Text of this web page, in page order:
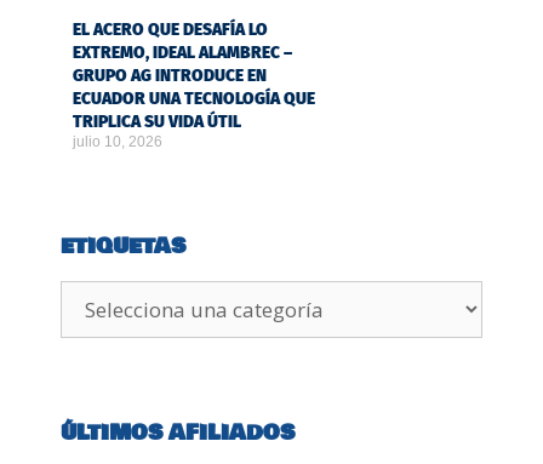
EL ACERO QUE DESAFÍA LO
EXTREMO, IDEAL ALAMBREC –
GRUPO AG INTRODUCE EN
ECUADOR UNA TECNOLOGÍA QUE
TRIPLICA SU VIDA ÚTIL
julio 10, 2026
ETIQUETAS
ÚLTIMOS AFILIADOS